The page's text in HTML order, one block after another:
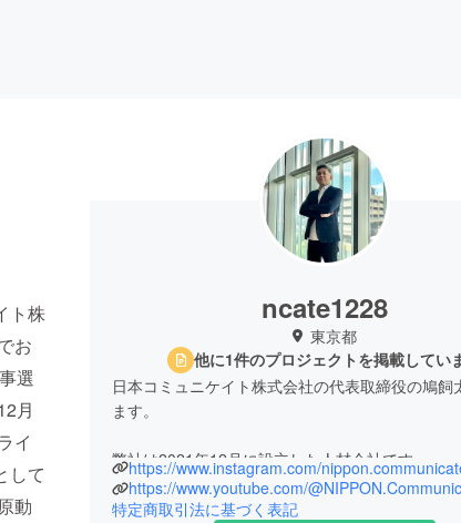
ト株
お
選
月
イ
して
動
ncate1228
東京都
他に1件のプロジェクトを掲載してい
日本コミュニケイト株式会社の代表取締役の鳩飼
ます。
弊社は2021年12月に設立した人材会社です。
私自身、前職では約20年にわたり派遣事業及び職
携わってまいりました。
https://www.youtube.com/
特定商取引法に基づく表記